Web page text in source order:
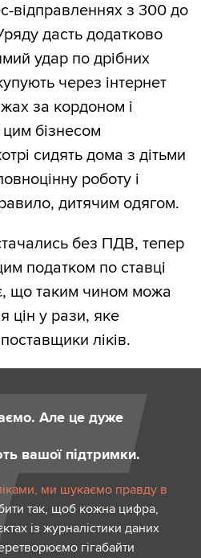
відправленнях з 300 до
дасть додатково
удар по дрібних
через інтернет
за кордоном і
бізнесом
сидять дома з дітьми
роботу і
дитячим одягом.
без ПДВ, тепер
податком по ставці
що таким чином можа
цін у рази, яке
ліків.
Але це дуже
вашої підтримки.
ми шукаємо правду в
так, щоб кожна цифра,
із журналістики даних
гігабайти